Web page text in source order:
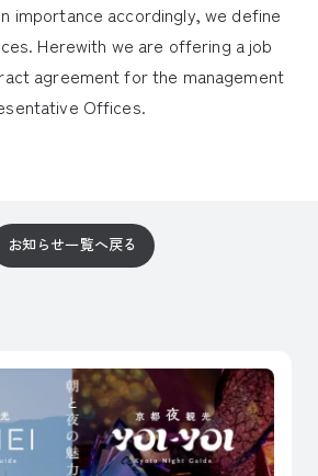
importance accordingly, we define
Herewith we are offering a job
agreement for the management
Offices.
お知らせ一覧へ戻る